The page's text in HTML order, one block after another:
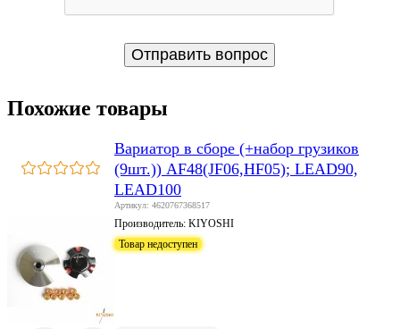
Похожие товары
Вариатор в сборе (+набор грузиков
(9шт.)) AF48(JF06,HF05); LEAD90,
LEAD100
Артикул: 4620767368517
Производитель: KIYOSHI
Товар недоступен